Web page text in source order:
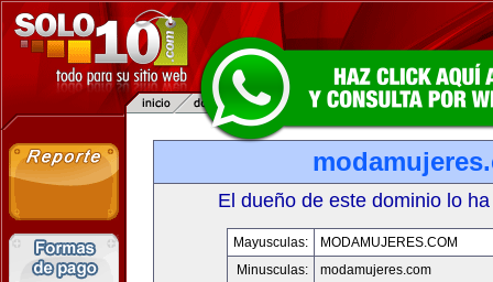
El dueño de este dominio lo
Mayusculas:
MODAMUJERES.COM
Minusculas:
modamujeres.com